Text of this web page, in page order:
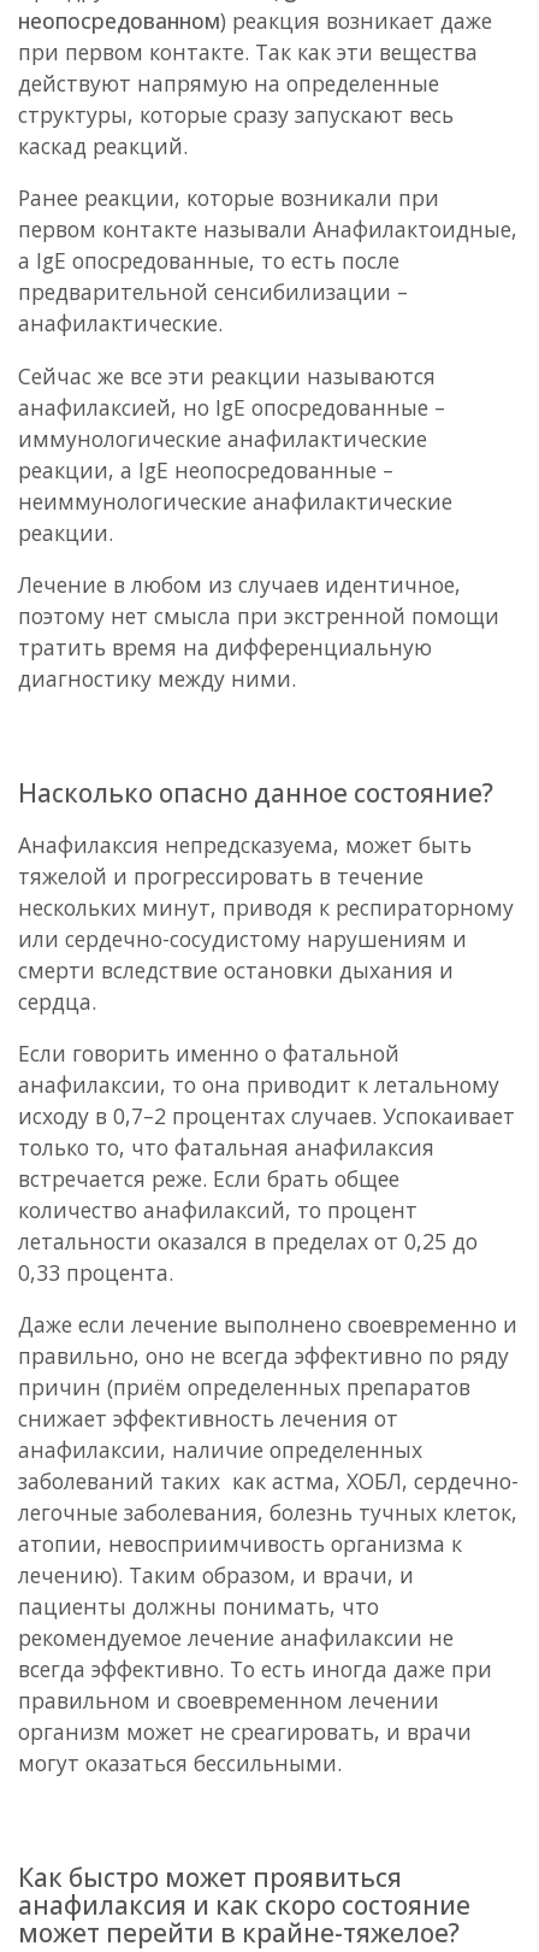
неопосредованном) реакция возникает даже
при первом контакте. Так как эти вещества
действуют напрямую на определенные
структуры, которые сразу запускают весь
каскад реакций.
Ранее реакции, которые возникали при
первом контакте называли Анафилактоидные,
а IgE опосредованные, то есть после
предварительной сенсибилизации –
анафилактические.
Сейчас же все эти реакции называются
анафилаксией, но IgE опосредованные –
иммунологические анафилактические
реакции, а IgE неопосредованные –
неиммунологические анафилактические
реакции.
Лечение в любом из случаев идентичное,
поэтому нет смысла при экстренной помощи
тратить время на дифференциальную
диагностику между ними.
Насколько опасно данное состояние?
Анафилаксия непредсказуема, может быть
тяжелой и прогрессировать в течение
нескольких минут, приводя к респираторному
или сердечно-сосудистому нарушениям и
смерти вследствие остановки дыхания и
сердца.
Если говорить именно о фатальной
анафилаксии, то она приводит к летальному
исходу в 0,7–2 процентах случаев. Успокаивает
только то, что фатальная анафилаксия
встречается реже. Если брать общее
количество анафилаксий, то процент
летальности оказался в пределах от 0,25 до
0,33 процента.
Даже если лечение выполнено своевременно и
правильно, оно не всегда эффективно по ряду
причин (приём определенных препаратов
снижает эффективность лечения от
анафилаксии, наличие определенных
заболеваний таких как астма, ХОБЛ, сердечно-
легочные заболевания, болезнь тучных клеток,
атопии, невосприимчивость организма к
лечению). Таким образом, и врачи, и
пациенты должны понимать, что
рекомендуемое лечение анафилаксии не
всегда эффективно. То есть иногда даже при
правильном и своевременном лечении
организм может не среагировать, и врачи
могут оказаться бессильными.
Как быстро может проявиться
анафилаксия и как скоро состояние
может перейти в крайне-тяжелое?